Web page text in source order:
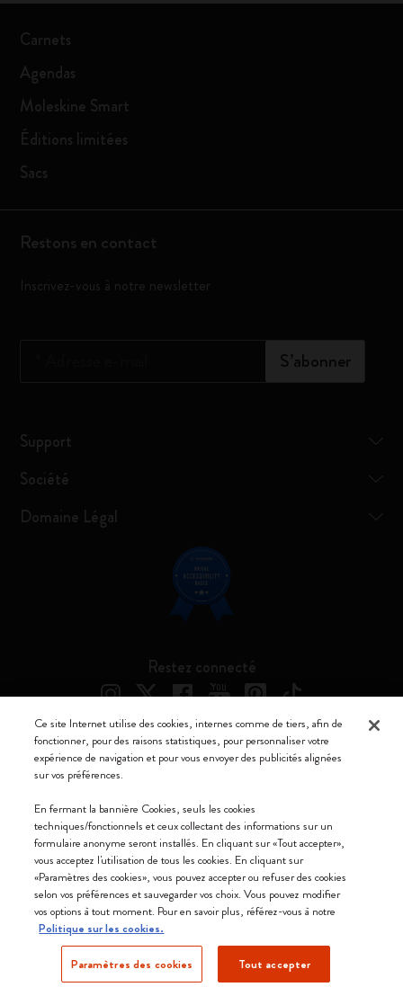
Carnets
Agendas
Moleskine Smart
Éditions limitées
Sacs
Restons en contact
Inscrivez-vous à notre newsletter
S’abonner
Support
Société
Domaine Légal
Restez connecté
Luxembourg (français)
Nous acceptons
Moleskine ® est une marque enregistrée de Moleskine Srl a socio unico
Italia - P. IVA / CCIAA n. 07234480965 - REA MI 1945400 - Cap.
Soc. €2.181.513,42
Ce site Internet utilise des cookies, internes comme de tiers, afin de
fonctionner, pour des raisons statistiques, pour personnaliser votre
expérience de navigation et pour vous envoyer des publicités alignées
sur vos préférences.
En fermant la bannière Cookies, seuls les cookies
techniques/fonctionnels et ceux collectant des informations sur un
formulaire anonyme seront installés. En cliquant sur «Tout accepter»,
vous acceptez l'utilisation de tous les cookies. En cliquant sur
«Paramètres des cookies», vous pouvez accepter ou refuser des cookies
selon vos préférences et sauvegarder vos choix. Vous pouvez modifier
vos options à tout moment. Pour en savoir plus, référez-vous à notre
Politique sur les cookies.
Paramètres des cookies Tout accepter